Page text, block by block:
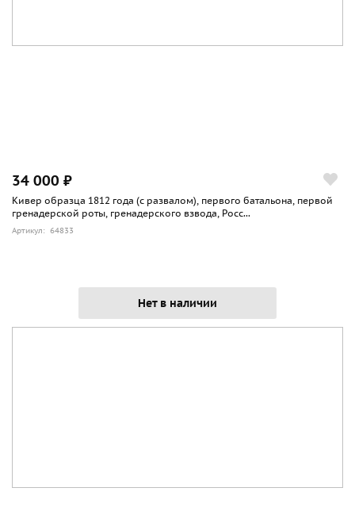
34 000 ₽
Кивер образца 1812 года (с развалом), первого батальона, первой
гренадерской роты, гренадерского взвода, Росс...
Артикул: 64833
Нет в наличии